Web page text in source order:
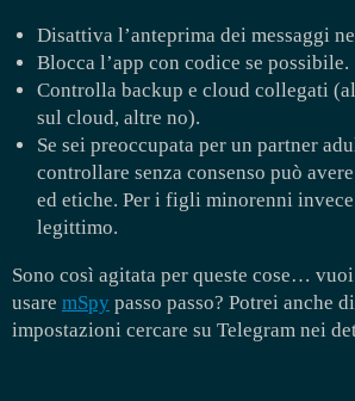
Disattiva l’anteprima dei messaggi
Blocca l’app con codice se possibile.
Controlla backup e cloud collegati
sul cloud, altre no).
Se sei preoccupata per un partner
controllare senza consenso può
ed etiche. Per i figli minorenni
legittimo.
Sono così agitata per queste cose…
usare mSpy passo passo? Potrei anche
impostazioni cercare su Telegram nei